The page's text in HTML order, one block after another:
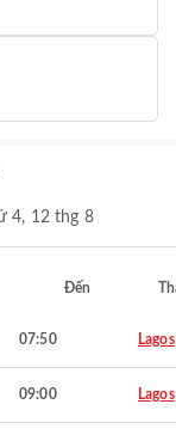
4, 12 thg 8
Đến
07:50 Lagos
09:00 Lagos